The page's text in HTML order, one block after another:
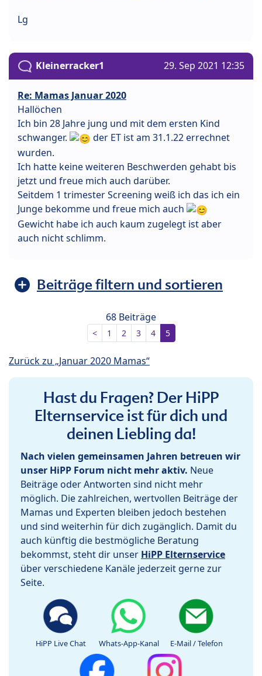
Lg
Kleinerracker1 29. Sep 2021 12:35
Re: Mamas Januar 2020
Hallöchen
Ich bin 28 Jahre jung und mit dem ersten Kind
schwanger.
der ET ist am 31.1.22 errechnet
wurden.
Ich hatte keine weiteren Beschwerden gehabt bis
jetzt und freue mich auch darüber.
Seitdem 1 trimester Screening weiß ich das ich ein
Junge bekomme und freue mich auch
Gewicht habe ich auch kaum zugelegt ist aber
auch nicht schlimm.
Beiträge filtern und sortieren
68 Beiträge
< 1 2 3 4 5
Zurück zu „Januar 2020 Mamas“
Hast du Fragen? Der HiPP
Elternservice ist für dich und
deinen Liebling da!
Nach vielen gemeinsamen Jahren betreuen wir
unser HiPP Forum nicht mehr aktiv. Neue
Beiträge oder Antworten sind nicht mehr
möglich. Die zahlreichen, wertvollen Beiträge der
Mamas und Experten bleiben jedoch bestehen
und sind weiterhin für dich zugänglich. Damit du
auch künftig die bestmögliche Beratung
bekommst, steht dir unser HiPP Elternservice
über verschiedene Kanäle jederzeit gerne zur
Seite.
HiPP Live Chat Whats-App-Kanal E-Mail / Telefon